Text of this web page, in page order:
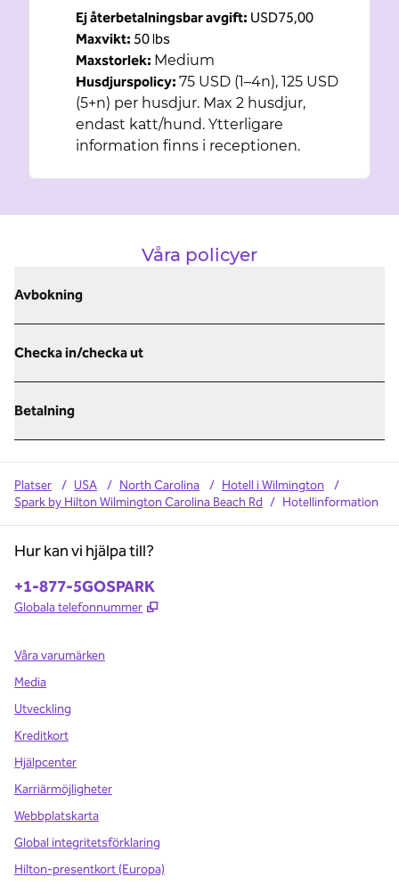
Ej återbetalningsbar avgift: USD75,00
Maxvikt: 50 lbs
Maxstorlek: Medium
Husdjurspolicy: 75 USD (1–4n), 125 USD
(5+n) per husdjur. Max 2 husdjur,
endast katt/hund. Ytterligare
information finns i receptionen.
Våra policyer
Avbokning
Checka in/checka ut
Betalning
Platser / USA / North Carolina / Hotell i Wilmington
/
Spark by Hilton Wilmington Carolina Beach Rd / Hotellinformation
Hur kan vi hjälpa till?
Telefon:
+1-877-5GOSPARK
Globala telefonnummer ,
Våra varumärken
Media
Utveckling
Kreditkort
Hjälpcenter
Karriärmöjligheter
Webbplatskarta
Global integritetsförklaring
Hilton-presentkort (Europa)